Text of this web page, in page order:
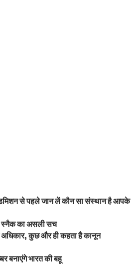
से पहले जान लें कौन सा संस्थान है आपके
स्नैक का असली सच
अधिकार, कुछ और ही कहता है कानून
बनाएंगे भारत की बहू